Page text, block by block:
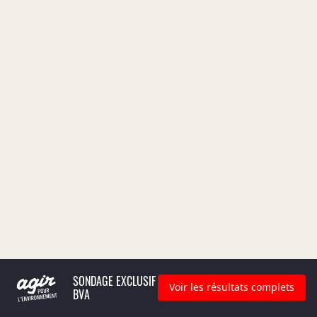
SONDAGE EXCLUSIF
BVA Voir les résultats complets